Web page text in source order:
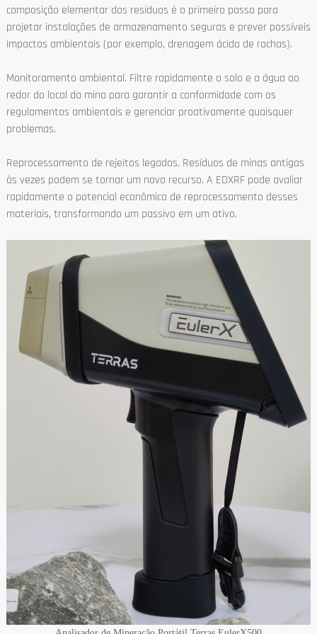
composição elementar dos resíduos é o primeiro passo para
projetar instalações de armazenamento seguras e prever possíveis
impactos ambientais (por exemplo, drenagem ácida de rochas).
Monitoramento ambiental. Filtre rapidamente o solo e a água ao
redor do local da mina para garantir a conformidade com os
regulamentos ambientais e gerenciar proativamente quaisquer
problemas.
Reprocessamento de rejeitos legados. Resíduos de minas antigas
às vezes podem se tornar um novo recurso. A EDXRF pode avaliar
rapidamente o potencial econômico de reprocessamento desses
materiais, transformando um passivo em um ativo.